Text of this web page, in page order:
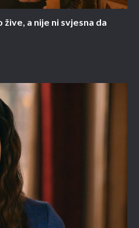
a nije ni svjesna da